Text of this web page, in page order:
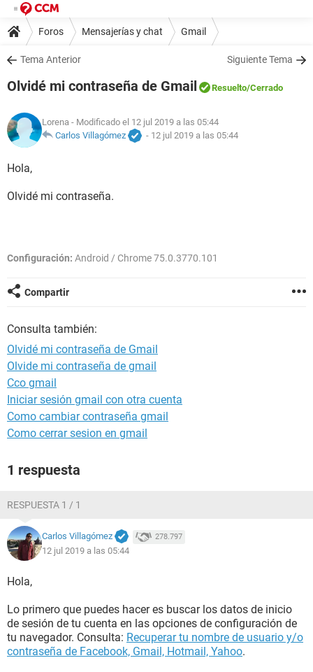
Foros Mensajerías y chat Gmail
Tema Anterior Siguiente Tema
Olvidé mi contraseña de Gmail Resuelto/Cerrado
Lorena - Modificado el 12 jul 2019 a las 05:44
Carlos Villagómez
- 12 jul 2019 a las 05:44
Hola,
Olvidé mi contraseña.
Configuración: Android / Chrome 75.0.3770.101
Compartir
Consulta también:
Olvidé mi contraseña de Gmail
Olvide mi contraseña de gmail
Cco gmail
Iniciar sesión gmail con otra cuenta
Como cambiar contraseña gmail
Como cerrar sesion en gmail
1 respuesta
RESPUESTA 1 / 1
Carlos Villagómez 278.797
12 jul 2019 a las 05:44
Hola,
Lo primero que puedes hacer es buscar los datos de inicio
de sesión de tu cuenta en las opciones de configuración de
tu navegador. Consulta: Recuperar tu nombre de usuario y/o
contraseña de Facebook, Gmail, Hotmail, Yahoo.